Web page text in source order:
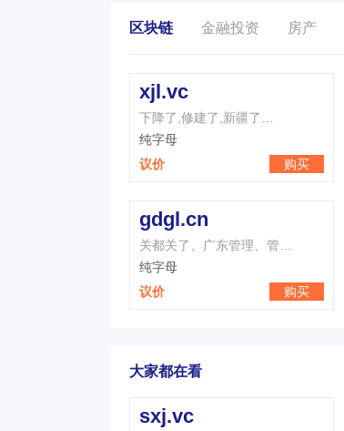
区块链 金融投资 房产
xjl.vc
下降了,修建了,新疆了…
纯字母
议价
购买
gdgl.cn
关都关了、广东管理、管…
纯字母
议价
购买
大家都在看
sxj.vc